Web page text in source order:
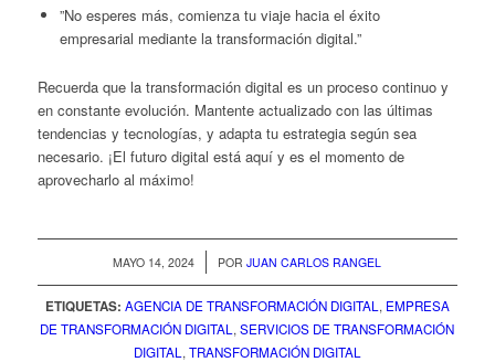
”No esperes más, comienza tu viaje hacia el éxito
empresarial mediante la transformación digital.”
Recuerda que la transformación digital es un proceso continuo y
en constante evolución. Mantente actualizado con las últimas
tendencias y tecnologías, y adapta tu estrategia según sea
necesario. ¡El futuro digital está aquí y es el momento de
aprovecharlo al máximo!
MAYO 14, 2024
/ PORJUAN CARLOS RANGEL
ETIQUETAS: AGENCIA DE TRANSFORMACIÓN DIGITAL , EMPRESA
DE TRANSFORMACIÓN DIGITAL ,SERVICIOS DE TRANSFORMACIÓN
DIGITAL , TRANSFORMACIÓN DIGITAL